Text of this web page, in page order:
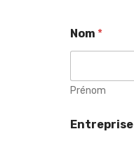
Nom *
Prénom
Entreprise